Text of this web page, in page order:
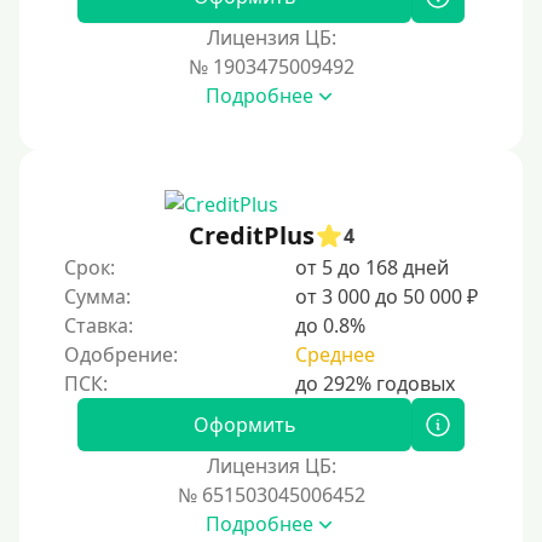
На карту с нулевым балансом
На дебетовую карту
На кредитную карту
На виртуальную карту
На неименную карту
На именную карту
На зарплатную карту
На чужую карту без отказа
Лицензия ЦБ:
№ 1903475009492
Подробнее
CreditPlus
4
Срок:
от 5 до 168 дней
Сумма:
от 3 000 до 50 000 ₽
Ставка:
до 0.8%
Одобрение:
Среднее
Оформить
Лицензия ЦБ:
№ 651503045006452
Подробнее